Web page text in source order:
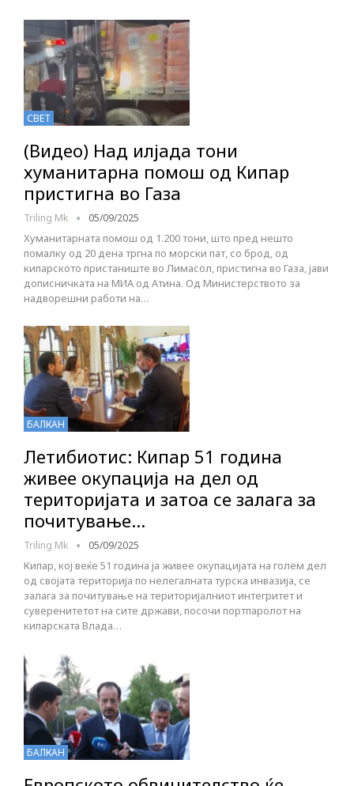
СВЕТ
(Видео) Над илјада тони
хуманитарна помош од Кипар
пристигна во Газа
Triling Mk 05/09/2025
Хуманитарната помош од 1.200 тони, што пред нешто
помалку од 20 дена тргна по морски пат, со брод, од
кипарското пристаниште во Лимасол, пристигна во Газа, јави
дописничката на МИА од Атина. Од Министерството за
надворешни работи на…
БАЛКАН
Летибиотис: Кипар 51 година
живее окупација на дел од
територијата и затоа се залага за
почитување…
Triling Mk 05/09/2025
Кипар, кој веќе 51 година ја живее окупацијата на голем дел
од својата територија по нелегалната турска инвазија, се
залага за почитување на територијалниот интегритет и
суверенитетот на сите држави, посочи портпаролот на
кипарската Влада…
БАЛКАН